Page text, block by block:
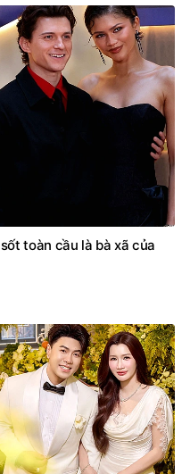
toàn cầu là bà xã của